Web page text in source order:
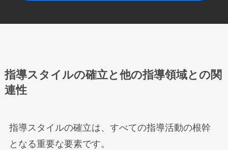
指導スタイルの確立と他の指導領域との関
連性
指導スタイルの確立は、すべての指導活動の根幹
となる重要な要素です。